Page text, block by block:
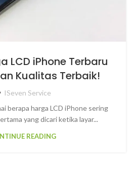
LCD iPhone Terbaru
Kualitas Terbaik!
ISeven Service
berapa harga LCD iPhone sering
yang dicari ketika layar...
READING